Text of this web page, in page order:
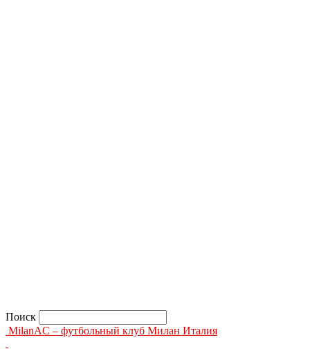
Поиск
MilanAC – футбольный клуб Милан Италия